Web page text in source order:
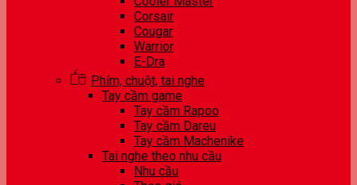
Corsair
Cougar
Warrior
E-Dra
Phím, chuột, tai nghe
Tay cầm game
Tay cầm Rapoo
Tay cầm Dareu
Tay cầm Machenike
Tai nghe theo nhu cầu
Nhu cầu